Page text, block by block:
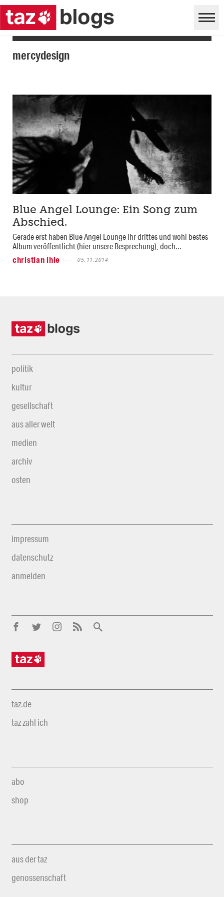
mercydesign
Blue Angel Lounge: Ein Song zum
Abschied.
Gerade erst haben Blue Angel Lounge ihr drittes und wohl bestes
Album veröffentlicht (hier unsere Besprechung), doch...
christian ihle
05.11.2014
politik
kultur
gesellschaft
aus aller welt
medien
archiv
osten
impressum
datenschutz
anmelden
taz.de
taz zahl ich
abo
shop
aus der taz
genossenschaft